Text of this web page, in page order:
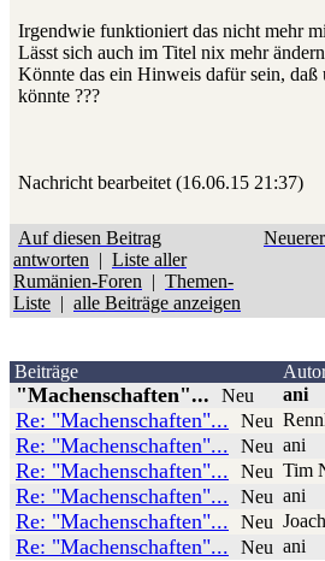
Irgendwie funktioniert das nicht mehr
Lässt sich auch im Titel nix mehr
Könnte das ein Hinweis dafür sein,
könnte ???
Nachricht bearbeitet (16.06.15 21:37)
Auf diesen Beitrag
antworten | Liste aller
Rumänien-Foren | Themen-
Liste | alle Beiträge anzeigen
Beiträge
"Machenschaften"... Neu ani
Re: "Machenschaften"... Neu
Re: "Machenschaften"... Neu ani
Re: "Machenschaften"... Neu Tim
Re: "Machenschaften"... Neu ani
Re: "Machenschaften"... Neu
Re: "Machenschaften"... Neu ani